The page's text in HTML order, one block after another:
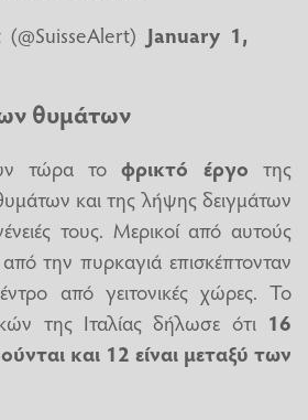
January 1,
θυμάτων
τώρα τοφρικτό έργο της
και της λήψης δειγμάτων
τους. Μερικοί από αυτούς
την πυρκαγιά επισκέπτονταν
από γειτονικές χώρες. Το
της Ιταλίας δήλωσε ότι 16
και 12 είναι μεταξύ των